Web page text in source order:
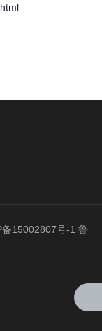
15002807号-1 鲁